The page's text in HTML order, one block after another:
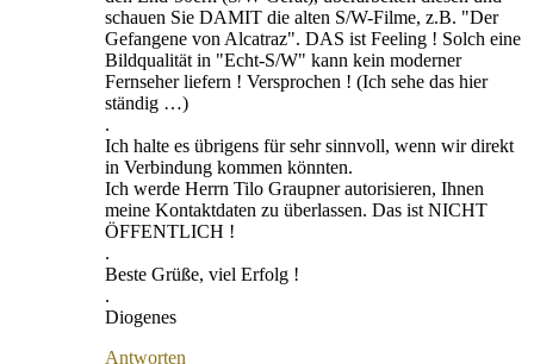
schauen Sie DAMIT die alten S/W-Filme, z.B. "Der
Gefangene von Alcatraz". DAS ist Feeling ! Solch eine
Bildqualität in "Echt-S/W" kann kein moderner
Fernseher liefern ! Versprochen ! (Ich sehe das hier
ständig …)
.
Ich halte es übrigens für sehr sinnvoll, wenn wir direkt
in Verbindung kommen könnten.
Ich werde Herrn Tilo Graupner autorisieren, Ihnen
meine Kontaktdaten zu überlassen. Das ist NICHT
ÖFFENTLICH !
.
Beste Grüße, viel Erfolg !
.
Diogenes
Antworten